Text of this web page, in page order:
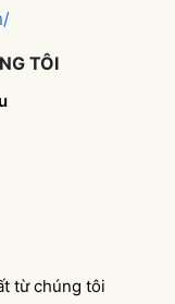
TÔI
từ chúng tôi